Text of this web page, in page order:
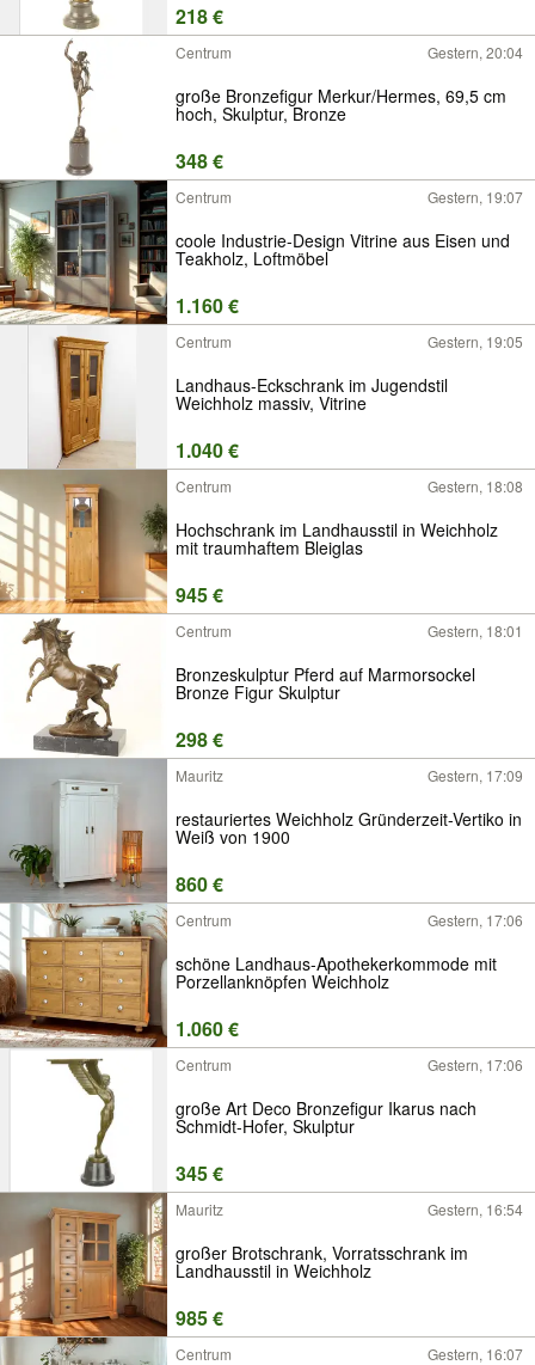
218 €
Centrum Gestern, 20:04
große Bronzefigur Merkur/Hermes, 69,5 cm
hoch, Skulptur, Bronze
348 €
Centrum Gestern, 19:07
coole Industrie-Design Vitrine aus Eisen und
Teakholz, Loftmöbel
1.160 €
Centrum Gestern, 19:05
Landhaus-Eckschrank im Jugendstil
Weichholz massiv, Vitrine
1.040 €
Centrum Gestern, 18:08
Hochschrank im Landhausstil in Weichholz
mit traumhaftem Bleiglas
945 €
Centrum Gestern, 18:01
Bronzeskulptur Pferd auf Marmorsockel
Bronze Figur Skulptur
298 €
Mauritz Gestern, 17:09
restauriertes Weichholz Gründerzeit-Vertiko in
Weiß von 1900
860 €
Centrum Gestern, 17:06
schöne Landhaus-Apothekerkommode mit
Porzellanknöpfen Weichholz
1.060 €
Centrum Gestern, 17:06
große Art Deco Bronzefigur Ikarus nach
Schmidt-Hofer, Skulptur
345 €
Mauritz Gestern, 16:54
großer Brotschrank, Vorratsschrank im
Landhausstil in Weichholz
985 €
Centrum Gestern, 16:07